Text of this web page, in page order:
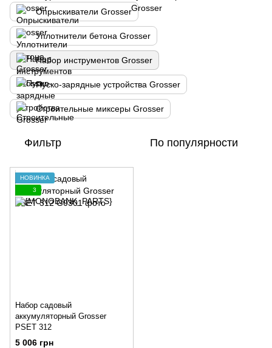
Опрыскиватели Grosser
Уплотнители бетона Grosser
Набор инструментов Grosser
Пуско-зарядные устройства Grosser
Строительные миксеры Grosser
Фильтр По популярности
НОВИНКА
3
Набор садовый
аккумуляторный Grosser
PSET 312
5 006 грн